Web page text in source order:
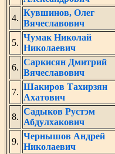
4.
Кувшинов, Олег
Вячеславович
5.
Чумак Николай
Николаевич
6.
Саркисян Дмитрий
Вячеславович
7.
Шакиров Тахирзян
Ахатович
8.
Садыков Рустэм
Абдулхакович
9.
Чернышов Андрей
Николаевич